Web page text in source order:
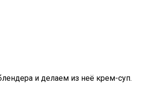
и делаем из неё крем-суп.